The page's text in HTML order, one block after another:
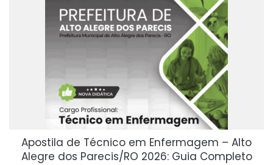
Apostila de Técnico em Enfermagem – Alto
Alegre dos Parecis/RO 2026: Guia Completo